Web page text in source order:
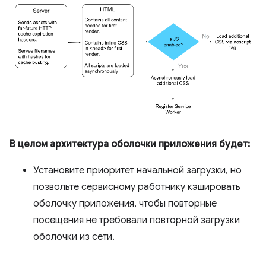
В целом архитектура оболочки приложения будет:
Установите приоритет начальной загрузки, но
позвольте сервисному работнику кэшировать
оболочку приложения, чтобы повторные
посещения не требовали повторной загрузки
оболочки из сети.